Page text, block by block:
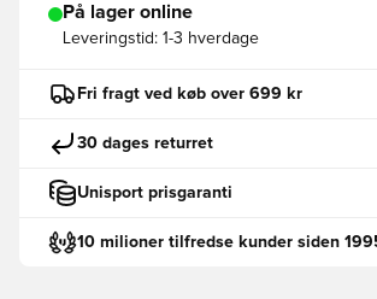
På lager online
Leveringstid: 1-3 hverdage
Fri fragt ved køb over 699 kr
30 dages returret
Unisport prisgaranti
10 milioner tilfredse kunder siden